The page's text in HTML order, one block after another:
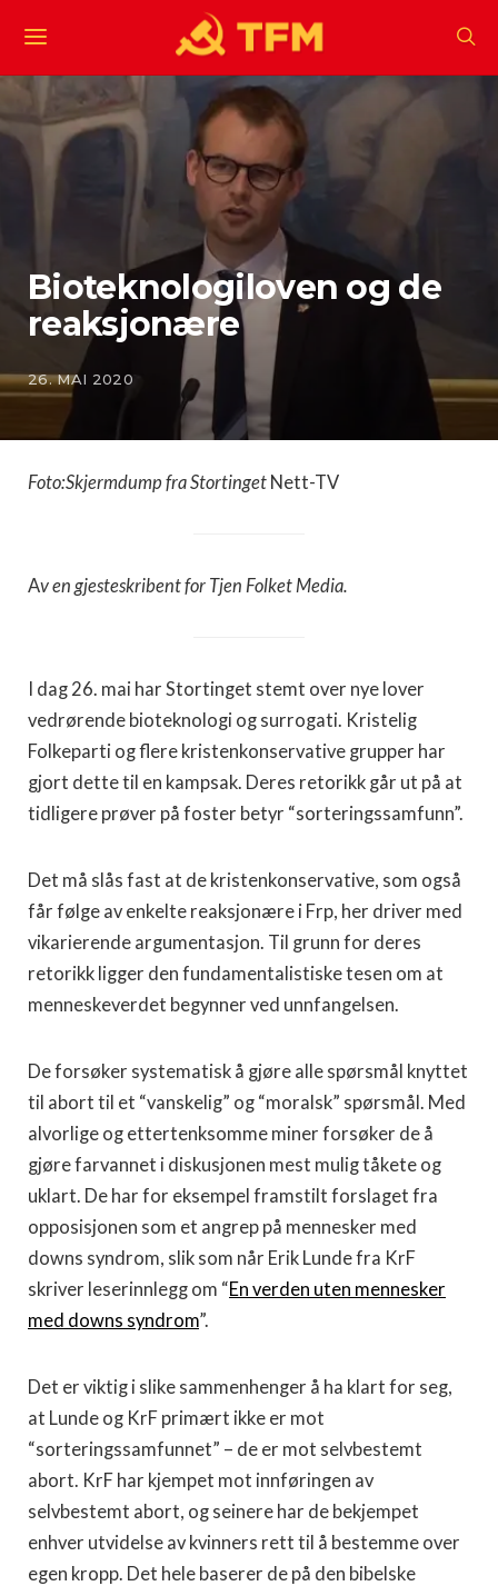
Bioteknologiloven og de
reaksjonære
26. MAI 2020
Foto:Skjermdump fra Stortinget Nett-TV
Av en gjesteskribent for Tjen Folket Media.
I dag 26. mai har Stortinget stemt over nye lover
vedrørende bioteknologi og surrogati. Kristelig
Folkeparti og flere kristenkonservative grupper har
gjort dette til en kampsak. Deres retorikk går ut på at
tidligere prøver på foster betyr “sorteringssamfunn”.
Det må slås fast at de kristenkonservative, som også
får følge av enkelte reaksjonære i Frp, her driver med
vikarierende argumentasjon. Til grunn for deres
retorikk ligger den fundamentalistiske tesen om at
menneskeverdet begynner ved unnfangelsen.
De forsøker systematisk å gjøre alle spørsmål knyttet
til abort til et “vanskelig” og “moralsk” spørsmål. Med
alvorlige og ettertenksomme miner forsøker de å
gjøre farvannet i diskusjonen mest mulig tåkete og
uklart. De har for eksempel framstilt forslaget fra
opposisjonen som et angrep på mennesker med
downs syndrom, slik som når Erik Lunde fra KrF
skriver leserinnlegg om “En verden uten mennesker
med downs syndrom”.
Det er viktig i slike sammenhenger å ha klart for seg,
at Lunde og KrF primært ikke er mot
“sorteringssamfunnet” – de er mot selvbestemt
abort. KrF har kjempet mot innføringen av
selvbestemt abort, og seinere har de bekjempet
enhver utvidelse av kvinners rett til å bestemme over
egen kropp. Det hele baserer de på den bibelske